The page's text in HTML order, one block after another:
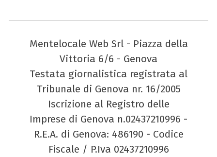
Mentelocale Web Srl - Piazza della
Vittoria 6/6 - Genova
Testata giornalistica registrata al
Tribunale di Genova nr. 16/2005
Iscrizione al Registro delle
Imprese di Genova n.02437210996 -
R.E.A. di Genova: 486190 - Codice
Fiscale / P.Iva 02437210996